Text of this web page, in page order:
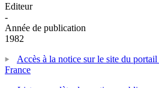
Editeur
-
Année de publication
1982
Accès à la notice sur le site du
France